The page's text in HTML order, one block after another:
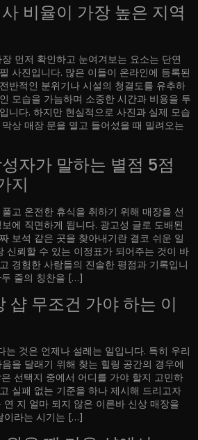
비율이 가장 높은 지역
먼저 확인하고 눈여겨보는 요소는 단연
사진입니다. 많은 이들이 온라인에 등록된
반적인 분위기나 시설의 청결도를 유추하
모습을 가늠하며 소중한 시간과 비용을 투
니다. 하지만 현실적으로 사진과 실제 모습
상 매장 문을 열고 들어섰을 때 밀려오는
자가 말하는 별점 5점
지
고 온전한 휴식을 취하기 위해 매장을 선
에 직면하게 됩니다. 광고성 글로 도배된
보석 같은 곳을 찾아내기란 결코 쉬운 일
신뢰할 수 있는 이정표가 되어주는 것이 바
경험한 사람들의 진솔한 평점과 기록입니
두 줄의 칭찬을 […]
샵 무조건 가야 하는 이
는 것은 언제나 설레는 일입니다. 특히 우리
을 달래기 위해 찾는 힐링 공간의 경우에
선택지 중에서 어디를 가야 할지 고민하
실패 없는 기준을 하나 제시해 드리고자
연 지 얼마 되지 않은 이른바 신상 매장을
이라는 시기는 […]